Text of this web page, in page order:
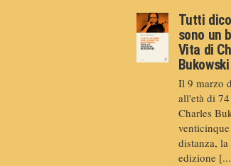
Tutti
sono un
Vita di
Bukowski
Il 9 marzo
all'età di
Charles
distanza,
edizione